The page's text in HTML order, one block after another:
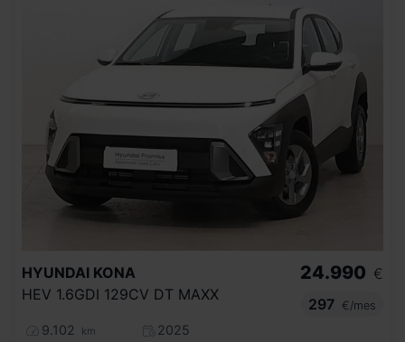
HYUNDAI KONA
HEV 1.6GDI 129CV DT MAXX
9.102 km
2025
24.990 €
297
€/mes